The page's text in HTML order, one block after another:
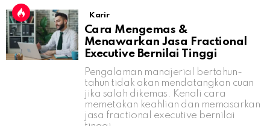
Karir
Cara Mengemas &
Menawarkan Jasa Fractional
Executive Bernilai Tinggi
Pengalaman manajerial bertahun-
tahun tidak akan mendatangkan cuan
jika salah dikemas. Kenali cara
memetakan keahlian dan memasarkan
jasa fractional executive bernilai